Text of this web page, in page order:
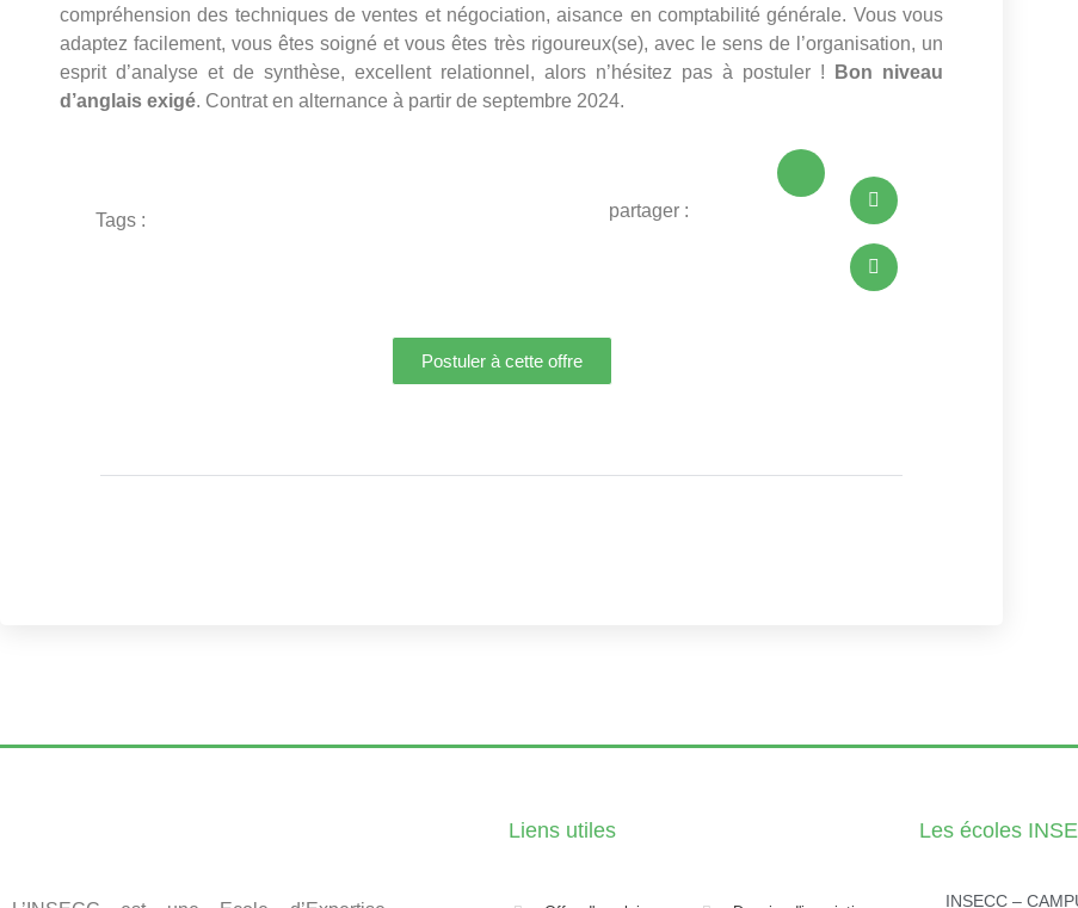
compréhension des techniques de ventes et négociation, aisance en comptabilité générale. Vous vous
adaptez facilement, vous êtes soigné et vous êtes très rigoureux(se), avec le sens de l’organisation, un
esprit d’analyse et de synthèse, excellent relationnel, alors n’hésitez pas à postuler !
Bon niveau
d’anglais exigé. Contrat en alternance à partir de septembre 2024.
Tags : partager :
Postuler à cette offre
Liens utiles Les écoles
INSECC –